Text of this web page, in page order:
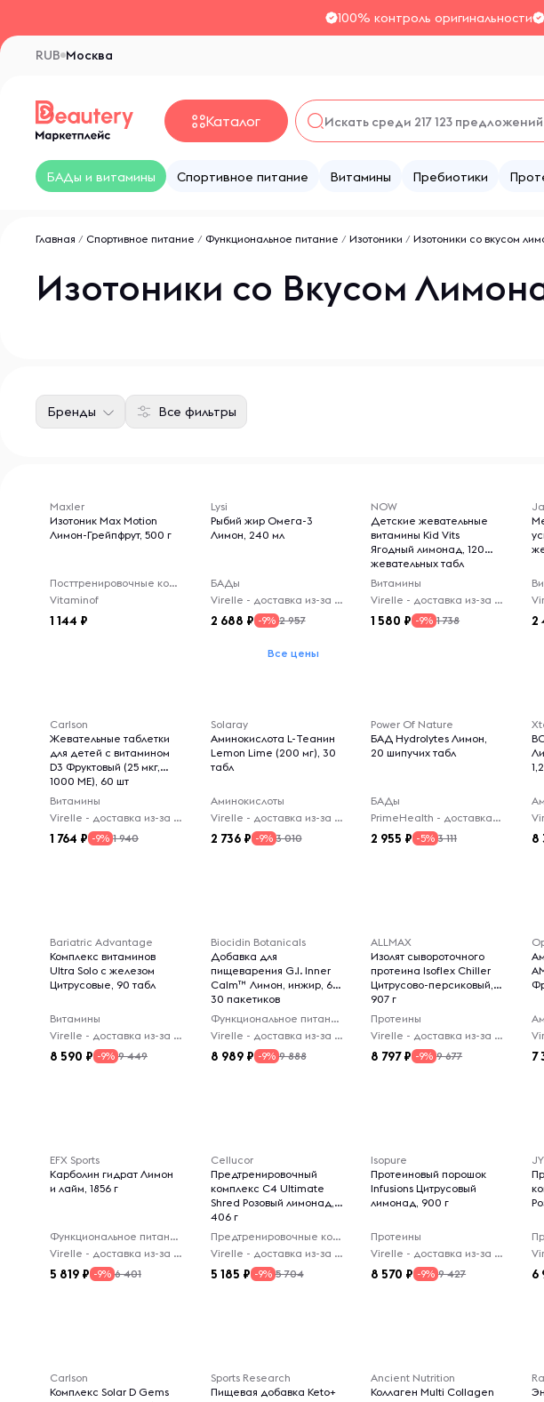
100% контроль оригинальности
Москва
RUB
Каталог
БАДы и витамины Спортивное питание Витамины Пребиотики
Главная / Спортивное питание / Функциональное питание / Изотоники / Изотоники со вкусом
Изотоники со Вкусом
Все фильтры
Бренды
Maxler
Изотоник Max Motion
Лимон-Грейпфрут, 500 г
Посттренировочные комплексы
Vitaminof
1 144
Lysi
Рыбий жир Омега-3
Лимон, 240 мл
БАДы
Virelle - доставка из-за рубежа
2 688 -9% 2 957
Все цены
NOW
Детские жевательные
витамины Kid Vits
Ягодный лимонад, 120
жевательных табл
Витамины
Virelle - доставка из-за рубежа
1 580 -9% 1 738 2
Carlson
Жевательные таблетки
для детей с витамином
D3 Фруктовый (25 мкг,
1000 МЕ), 60 шт
Витамины
Virelle - доставка из-за рубежа
1 764 -9% 1 940
Solaray
Аминокислота L-Теанин
Lemon Lime (200 мг), 30
табл
Аминокислоты
Virelle - доставка из-за рубежа
2 736 -9% 3 010
Power Of Nature
БАД Hydrolytes Лимон,
20 шипучих табл
БАДы
PrimeHealth - доставка из-за рубежа
2 955 -5% 3 111 8
Bariatric Advantage
Комплекс витаминов
Ultra Solo с железом
Цитрусовые, 90 табл
Витамины
Virelle - доставка из-за рубежа
8 590 -9% 9 449
Biocidin Botanicals
Добавка для
пищеварения G.I. Inner
Calm™ Лимон, инжир, 6 г,
30 пакетиков
Функциональное питание
Virelle - доставка из-за рубежа
8 989 -9% 9 888
ALLMAX
Изолят сывороточного
протеина Isoflex Chiller
Цитрусово-персиковый,
907 г
Протеины
Virelle - доставка из-за рубежа
8 797 -9% 9 677 7
EFX Sports
Карболин гидрат Лимон
и лайм, 1856 г
Функциональное питание
Virelle - доставка из-за рубежа
5 819 -9% 6 401
Cellucor
Предтренировочный
комплекс C4 Ultimate
Shred Розовый лимонад,
406 г
Предтренировочные комплексы
Virelle - доставка из-за рубежа
5 185 -9% 5 704
Isopure
Протеиновый порошок
Infusions Цитрусовый
лимонад, 900 г
Протеины
Virelle - доставка из-за рубежа
8 570 -9% 9 427 6
Carlson
Комплекс Solar D Gems
Sports Research
Пищевая добавка Keto+
Ancient Nutrition
Коллаген Multi Collagen